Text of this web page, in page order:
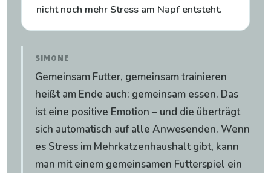
nicht noch mehr Stress am Napf entsteht.
SIMONE
Gemeinsam Futter, gemeinsam trainieren
heißt am Ende auch: gemeinsam essen. Das
ist eine positive Emotion – und die überträgt
sich automatisch auf alle Anwesenden. Wenn
es Stress im Mehrkatzenhaushalt gibt, kann
man mit einem gemeinsamen Futterspiel ein